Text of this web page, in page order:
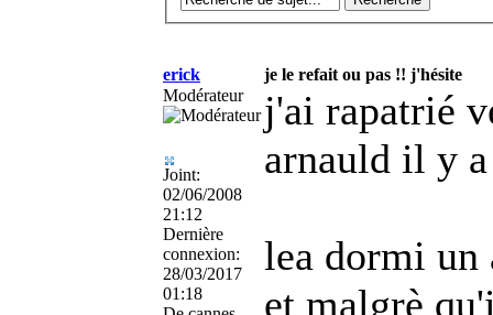
erick
je le refait ou pas !! j'hésite
Modérateur
Joint:
02/06/2008
21:12
Dernière
connexion:
28/03/2017
01:18
j'ai rapatrié
arnauld il y
lea dormi un
et malgrè